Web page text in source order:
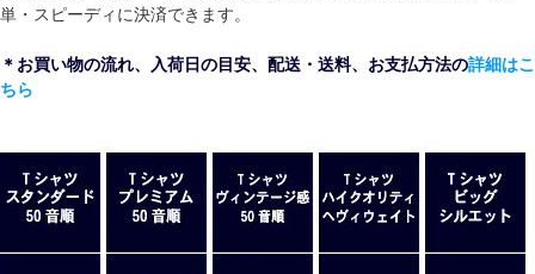
単・スピーディに決済できます。
＊お買い物の流れ、入荷日の目安、配送・送料、お支払方法の詳細はこ
ちら